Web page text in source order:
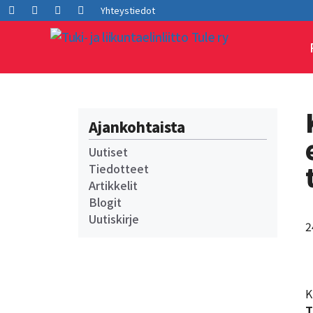
Siirry
sisältöön
FacebookLInkedInInstagramYoutube
Yhteystiedot
Ajankohtaista
Uutiset
Tiedotteet
Artikkelit
Blogit
Uutiskirje